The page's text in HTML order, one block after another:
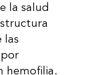
la salud
las
por
hemofilia.